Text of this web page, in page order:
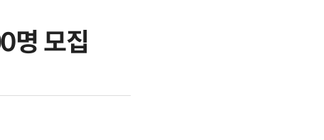
명 모집